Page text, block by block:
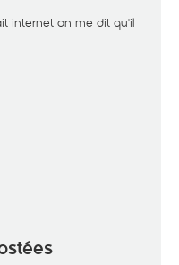
internet on me dit qu'il